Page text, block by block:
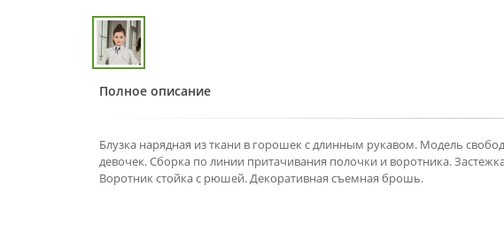
Полное описание
Блузка нарядная из ткани в горошек с длинным рукавом. Модель
девочек. Сборка по линии притачивания полочки и воротника.
Воротник стойка с рюшей. Декоративная съемная брошь.